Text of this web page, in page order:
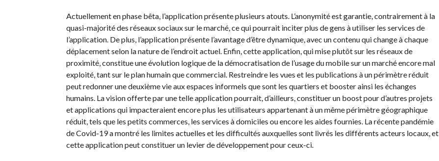
Actuellement en phase bêta, l’application présente plusieurs atouts. L’anonymité est garantie, contrairement à la
quasi-majorité des réseaux sociaux sur le marché, ce qui pourrait inciter plus de gens à utiliser les services de
l’application. De plus, l’application présente l’avantage d’être dynamique, avec un contenu qui change à chaque
déplacement selon la nature de l’endroit actuel. Enfin, cette application, qui mise plutôt sur les réseaux de
proximité, constitue une évolution logique de la démocratisation de l’usage du mobile sur un marché encore mal
exploité, tant sur le plan humain que commercial. Restreindre les vues et les publications à un périmètre réduit
peut redonner une deuxième vie aux espaces informels que sont les quartiers et booster ainsi les échanges
humains. La vision offerte par une telle application pourrait, d’ailleurs, constituer un boost pour d’autres projets
et applications qui impacteraient encore plus les utilisateurs appartenant à un même périmètre géographique
réduit, tels que les petits commerces, les services à domiciles ou encore les aides fournies. La récente pandémie
de Covid-19 a montré les limites actuelles et les difficultés auxquelles sont livrés les différents acteurs locaux, et
cette application peut constituer un levier de développement pour ceux-ci.